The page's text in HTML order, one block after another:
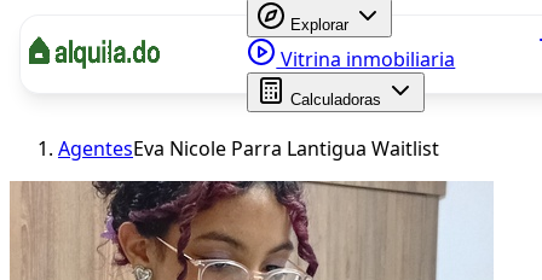
Explorar
Vitrina inmobiliaria
Calculadoras
AgentesEva Nicole Parra Lantigua Waitlist